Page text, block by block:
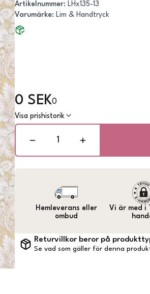
Artikelnummer: LHx135-13
Varumärke: Lim & Handtryck
0 SEK0
Visa prishistorik
Hemleverans eller
ombud
Vi är med i
Returvillkor beror på
Se vad som gäller för denna